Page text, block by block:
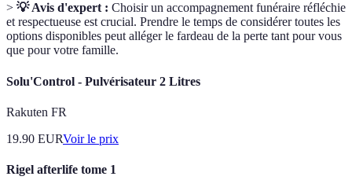
> 💡 Avis d'expert : Choisir un accompagnement funéraire réfléchie
et respectueuse est crucial. Prendre le temps de considérer toutes les
options disponibles peut alléger le fardeau de la perte tant pour vous
que pour votre famille.
Solu'Control - Pulvérisateur 2 Litres
Rakuten FR
19.90 EURVoir le prix
Rigel afterlife tome 1